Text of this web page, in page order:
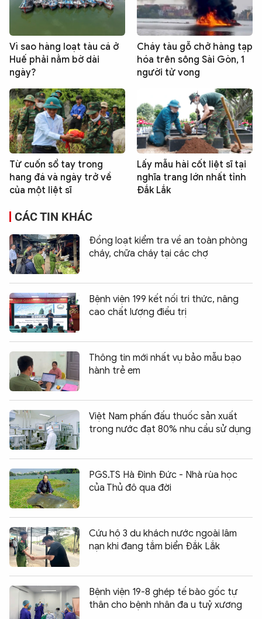
Vì sao hàng loạt tàu cá ở
Huế phải nằm bờ dài
ngày?
Cháy tàu gỗ chở hàng tạp
hóa trên sông Sài Gòn, 1
người tử vong
Từ cuốn sổ tay trong
hang đá và ngày trở về
của một liệt sĩ
Lấy mẫu hài cốt liệt sĩ tại
nghĩa trang lớn nhất tỉnh
Đắk Lắk
CÁC TIN KHÁC
Đồng loạt kiểm tra về an toàn phòng
cháy, chữa cháy tại các chợ
Bệnh viện 199 kết nối tri thức, nâng
cao chất lượng điều trị
Thông tin mới nhất vụ bảo mẫu bạo
hành trẻ em
Việt Nam phấn đấu thuốc sản xuất
trong nước đạt 80% nhu cầu sử dụng
PGS.TS Hà Đình Đức - Nhà rùa học
của Thủ đô qua đời
Cứu hộ 3 du khách nước ngoài lâm
nạn khi đang tắm biển Đắk Lắk
Bệnh viện 19-8 ghép tế bào gốc tự
thân cho bệnh nhân đa u tuỷ xương